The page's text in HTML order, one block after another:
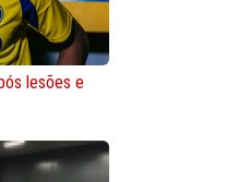
lesões e